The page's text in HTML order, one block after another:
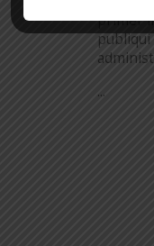
primer
publiqui
...